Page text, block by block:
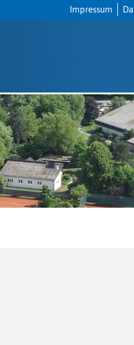
Navigation
überspringen
Impressum